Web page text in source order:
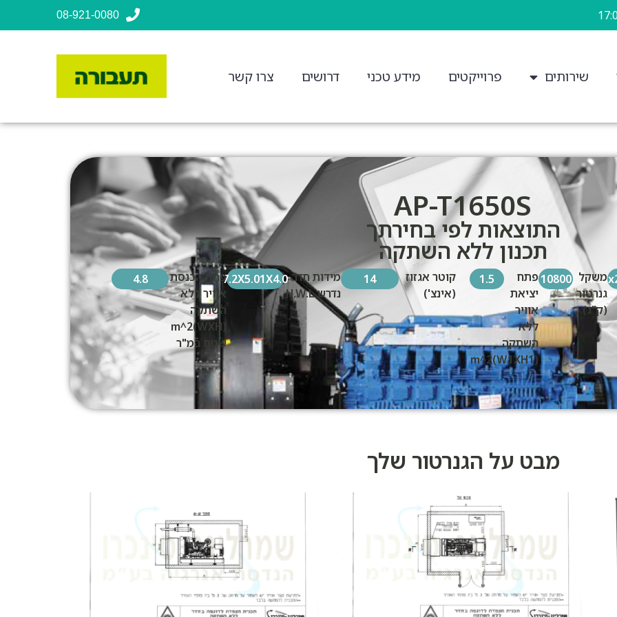
08-921-0080
שירותים פרוייקטים מידע טכני דרושים צרו קשר
AP-T1650S
התוצאות לפי בחירתך
תכנון ללא השתקה
משקל
גנרטור
(ק"ג)
10800 פתח
יציאת
אוויר
ללא
השתקה
(W1XH1)m^2
1.5
קוטר אגזוז
(אינצ')
14
מידות חדר
נדרש H.W.L
7.2X5.01X4.0פתח הכנסת
אוויר ללא
השתקה
(WXH)m^2
שטח במ"ר
4.8
מבט על הגנרטור שלך